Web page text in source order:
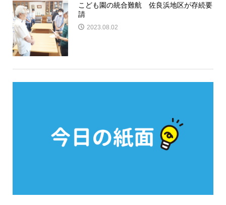
こども園の統合難航 佐良浜地区が存続要
請
2023.08.02